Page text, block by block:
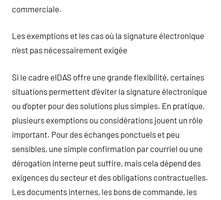
commerciale.
Les exemptions et les cas où la signature électronique
n’est pas nécessairement exigée
Si le cadre eIDAS offre une grande flexibilité, certaines
situations permettent d’éviter la signature électronique
ou d’opter pour des solutions plus simples. En pratique,
plusieurs exemptions ou considérations jouent un rôle
important. Pour des échanges ponctuels et peu
sensibles, une simple confirmation par courriel ou une
dérogation interne peut suffire, mais cela dépend des
exigences du secteur et des obligations contractuelles.
Les documents internes, les bons de commande, les